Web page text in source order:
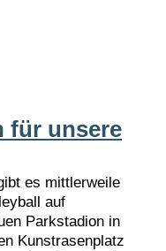
für unsere
es mittlerweile
auf
Parkstadion in
Kunstrasenplatz